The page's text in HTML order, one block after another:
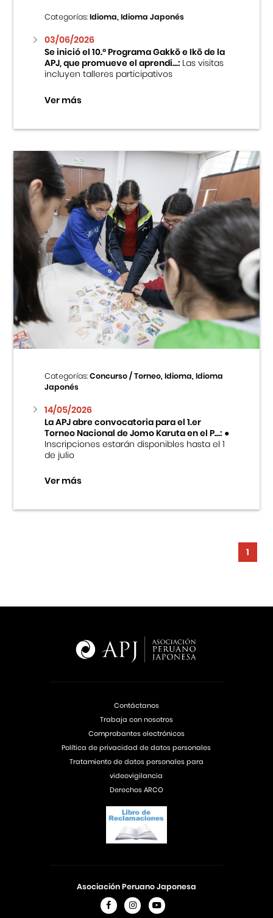
Categorías:Idioma, Idioma Japonés
03/06/2026
Se inició el 10.º Programa Gakkō e Ikō de la
APJ, que promueve el aprendi...:Las visitas
incluyen talleres participativos
Ver más
Categorías:Concurso / Torneo, Idioma, Idioma
Japonés
14/05/2026
La APJ abre convocatoria para el 1.er
Torneo Nacional de Jomo Karuta en el P...:●
Inscripciones estarán disponibles hasta el 1
de julio
Ver más
1
Asociación Peruano Japonesa
Contáctanos
Trabaja con nosotros
Comprobantes electrónicos
Política de privacidad de datos personales
Tratamiento de datos personales para
videovigilancia
Derechos ARCO